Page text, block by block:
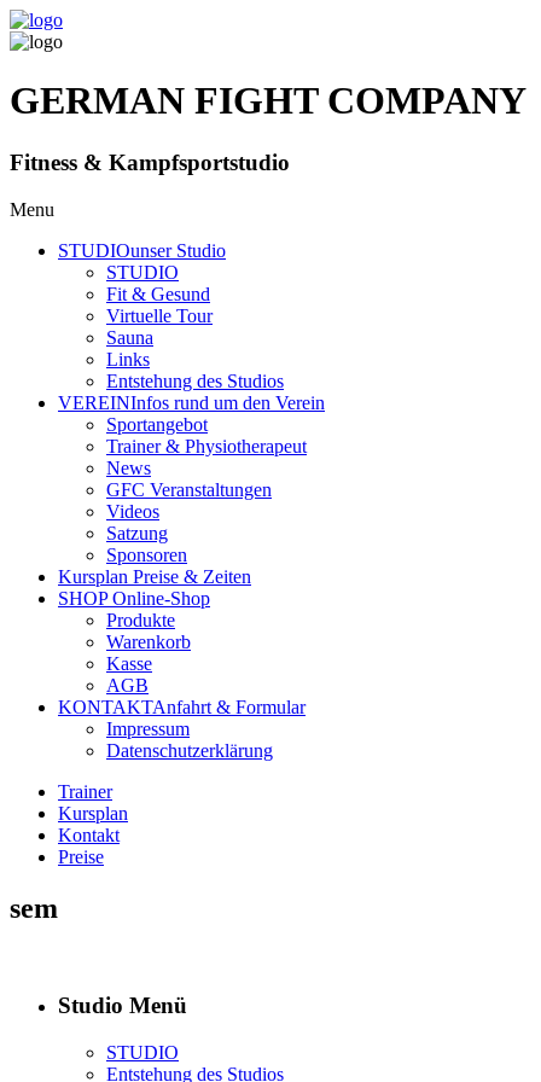
GERMAN FIGHT COMPANY
Fitness & Kampfsportstudio
Menu
STUDIOunser Studio
STUDIO
Fit & Gesund
Virtuelle Tour
Sauna
Links
Entstehung des Studios
VEREINInfos rund um den Verein
Sportangebot
Trainer& Physiotherapeut
News
GFC Veranstaltungen
Videos
Satzung
Sponsoren
Kursplan Preise & Zeiten
SHOPOnline-Shop
Produkte
Warenkorb
Kasse
AGB
KONTAKTAnfahrt & Formular
Impressum
Datenschutzerklärung
Trainer
Kursplan
Kontakt
Preise
sem
Studio Menü
STUDIO
Entstehung des Studios